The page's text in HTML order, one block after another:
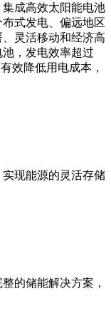
成高效太阳能电池
式发电、偏远地区
灵活移动和经济高
，发电效率超过
效降低用电成本，
现能源的灵活存储
的储能解决方案，